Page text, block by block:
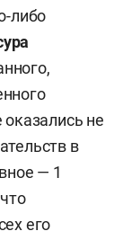
либо
оказались не
в
— 1
его